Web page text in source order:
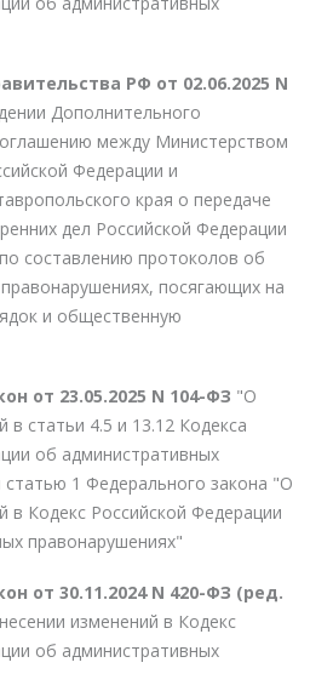
РФ от 02.06.2025 N
Дополнительного
между Министерством
Федерации и
края о передаче
дел Российской Федерации
составлению протоколов об
посягающих на
и общественную
от 23.05.2025 N 104-ФЗ "О
в статьи 4.5 и 13.12 Кодекса
об административных
статью 1 Федерального закона "О
в Кодекс Российской Федерации
правонарушениях"
от 30.11.2024 N 420-ФЗ (ред.
изменений в Кодекс
об административных